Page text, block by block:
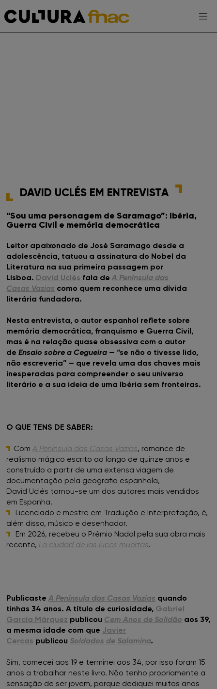
ENTREVISTAS
HALL OF FAME
SOBRE
DAVID UCLÉS EM ENTREVISTA
“Sou uma personagem de Saramago”: Ibéria,
Guerra Civil e memória democrática
Leitor apaixonado de José Saramago desde a
adolescência, tatuou a assinatura do Nobel da
Literatura na sua primeira passagem por
Lisboa. David Uclés fala de A Península das
Casas Vazias como quem reconhece uma dívida
literária fundadora.
Nesta entrevista, o autor espanhol reflete sobre
memória democrática, franquismo e Guerra Civil,
mas é na relação quase obsessiva com o autor
de Ensaio sobre a Cegueira — “se não o tivesse lido,
não escreveria” — que revela uma das chaves mais
inesperadas para compreender o seu universo
literário e a sua ideia de uma Ibéria sem fronteiras.
O QUE TENS DE SABER:
ComA Península das Casas Vazias, romance de
realismo mágico escrito ao longo de quinze anos e
construído a partir de uma extensa viagem de
documentação pela geografia espanhola,
David Uclés tornou-se um dos autores mais vendidos
em Espanha.
Licenciado e mestre em Tradução e Interpretação, é,
além disso, músico e desenhador.
Em 2026, recebeu o Prémio Nadal pela sua obra mais
recente, La ciudad de las luces muertas.
PublicasteA Península das Casas Vazias quando
tinhas 34 anos. A título de curiosidade, Gabriel
García Márquez publicou Cem Anos de Solidão aos 39,
a mesma idade com que Javier
Cercas publicou Soldados de Salamina.
Sim, comecei aos 19 e terminei aos 34, por isso foram 15
anos a trabalhar neste livro. Não tenho propriamente a
sensação de ser jovem, porque dediquei muitos anos